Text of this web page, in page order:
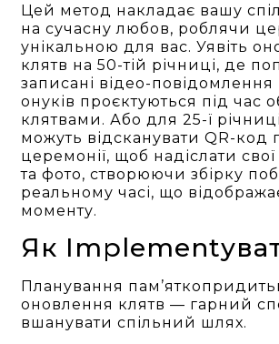
Цей метод накладає вашу
на сучасну любов, роблячи
унікальною для вас. Уявіть
клятв на 50-тій річниці, де
записані відео-повідомлення
онуків проєктуються під час
клятвами. Або для 25-ї річниці
можуть відсканувати QR-код
церемонії, щоб надіслати
та фото, створюючи збірку
реальному часі, що
моменту.
Як
Планування
оновлення клятв — гарний
вшанувати спільний шлях.